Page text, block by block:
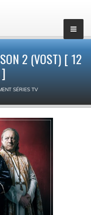
2 (VOST) [ 12
]
SÉRIES TV